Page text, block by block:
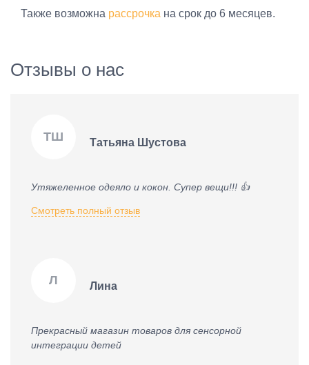
Также возможна рассрочка на срок до 6 месяцев.
Отзывы о нас
ТШ Татьяна Шустова
Утяжеленное одеяло и кокон. Супер вещи!!! 👍
Смотреть полный отзыв
Л Лина
Прекрасный магазин товаров для сенсорной
интеграции детей